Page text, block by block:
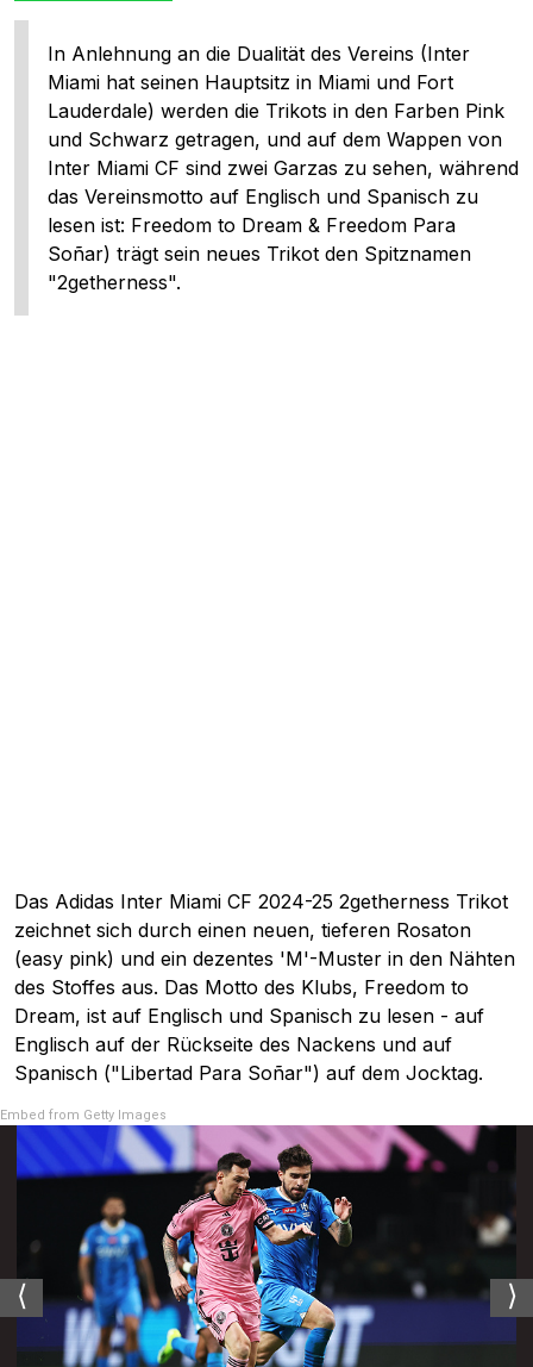
In Anlehnung an die Dualität des Vereins (Inter
Miami hat seinen Hauptsitz in Miami und Fort
Lauderdale) werden die Trikots in den Farben Pink
und Schwarz getragen, und auf dem Wappen von
Inter Miami CF sind zwei Garzas zu sehen, während
das Vereinsmotto auf Englisch und Spanisch zu
lesen ist: Freedom to Dream & Freedom Para
Soñar) trägt sein neues Trikot den Spitznamen
"2getherness".
Das Adidas Inter Miami CF 2024-25 2getherness Trikot
zeichnet sich durch einen neuen, tieferen Rosaton
(easy pink) und ein dezentes 'M'-Muster in den Nähten
des Stoffes aus. Das Motto des Klubs, Freedom to
Dream, ist auf Englisch und Spanisch zu lesen - auf
Englisch auf der Rückseite des Nackens und auf
Spanisch ("Libertad Para Soñar") auf dem Jocktag.
Embed from Getty Images